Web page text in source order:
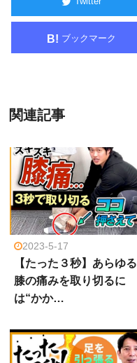
B! ブックマーク
関連記事
2023-5-17
【たった３秒】あらゆる
膝の痛みを取り切るに
は“かか…